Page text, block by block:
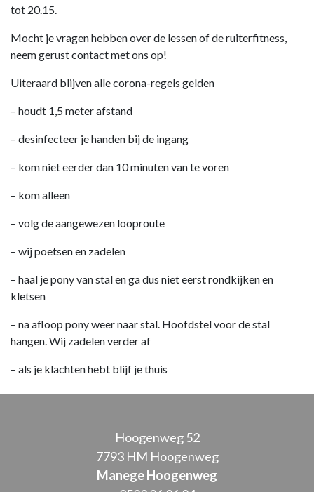
tot 20.15.
Mocht je vragen hebben over de lessen of de ruiterfitness,
neem gerust contact met ons op!
Uiteraard blijven alle corona-regels gelden
– houdt 1,5 meter afstand
– desinfecteer je handen bij de ingang
– kom niet eerder dan 10 minuten van te voren
– kom alleen
– volg de aangewezen looproute
– wij poetsen en zadelen
– haal je pony van stal en ga dus niet eerst rondkijken en
kletsen
– na afloop pony weer naar stal. Hoofdstel voor de stal
hangen. Wij zadelen verder af
– als je klachten hebt blijf je thuis
Hoogenweg 52
7793 HM Hoogenweg
Manege Hoogenweg